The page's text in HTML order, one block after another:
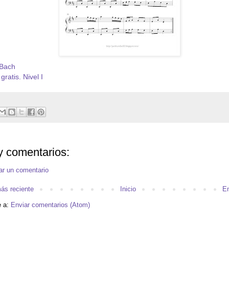
Nivel I
comentarios:
un comentario
reciente Inicio
a: Enviar comentarios (Atom)